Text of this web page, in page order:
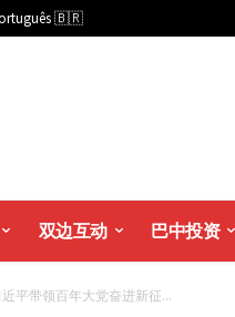
🇧🇷
双边互动 巴中投资
近平带领百年大党奋进新征...